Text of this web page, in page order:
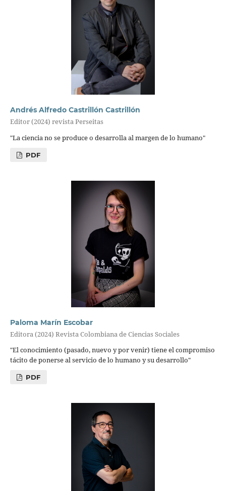
Andrés Alfredo Castrillón Castrillón
Editor (2024) revista Perseitas
"La ciencia no se produce o desarrolla al margen de lo humano"
PDF
Paloma Marín Escobar
Editora (2024) Revista Colombiana de Ciencias Sociales
"El conocimiento (pasado, nuevo y por venir) tiene el compromiso
tácito de ponerse al servicio de lo humano y su desarrollo"
PDF